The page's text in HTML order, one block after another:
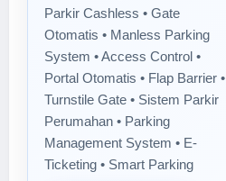
Parkir Cashless • Gate
Otomatis • Manless Parking
System • Access Control •
Portal Otomatis • Flap Barrier •
Turnstile Gate • Sistem Parkir
Perumahan • Parking
Management System • E-
Ticketing • Smart Parking